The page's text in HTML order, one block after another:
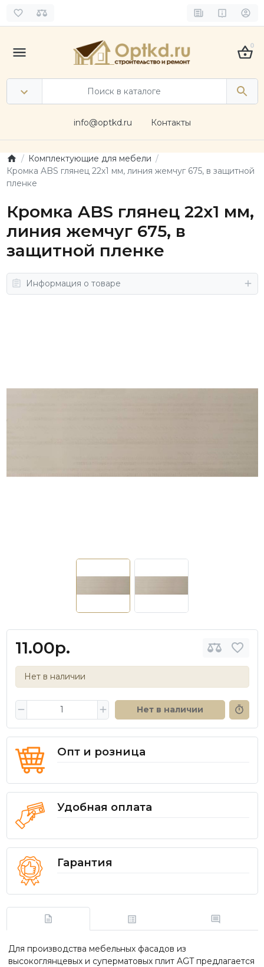
0
info@optkd.ru Контакты
Комплектующие для мебели
Кромка ABS глянец 22х1 мм, линия жемчуг 675, в защитной
пленке
Кромка ABS глянец 22х1 мм,
линия жемчуг 675, в
защитной пленке
Информация о товаре
11.00р.
Нет в наличии
Нет в наличии
Опт и розница
Удобная оплата
Гарантия
Для производства мебельных фасадов из
высокоглянцевых и суперматовых плит AGT предлагается